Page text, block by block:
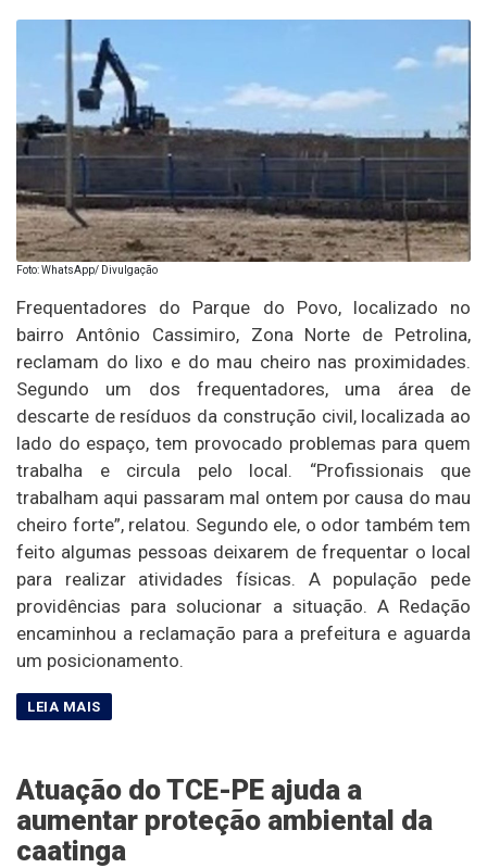
Foto: WhatsApp/ Divulgação
Frequentadores do Parque do Povo, localizado no
bairro Antônio Cassimiro, Zona Norte de Petrolina,
reclamam do lixo e do mau cheiro nas proximidades.
Segundo um dos frequentadores, uma área de
descarte de resíduos da construção civil, localizada ao
lado do espaço, tem provocado problemas para quem
trabalha e circula pelo local. “Profissionais que
trabalham aqui passaram mal ontem por causa do mau
cheiro forte”, relatou. Segundo ele, o odor também tem
feito algumas pessoas deixarem de frequentar o local
para realizar atividades físicas. A população pede
providências para solucionar a situação. A Redação
encaminhou a reclamação para a prefeitura e aguarda
um posicionamento.
Atuação do TCE-PE ajuda a
aumentar proteção ambiental da
caatinga